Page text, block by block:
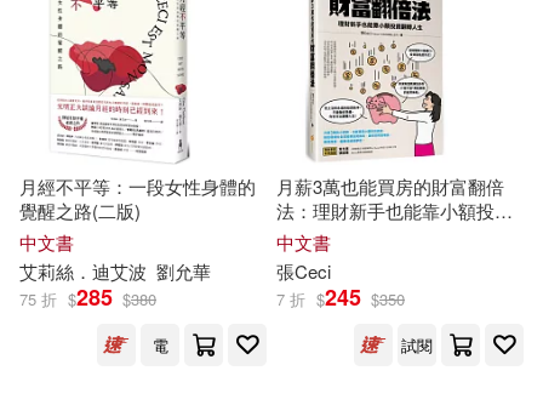
作者 (可複選)
Starr(127) Lisa(74)
Ceci(45) Cecy(41)
Cecie/ Taggart(40) 展開
月經不平等：一段女性身體的
覺醒之路(二版)
中文書
艾莉絲．迪艾波 劉允華
75 折 $285 $380
電
月薪3萬也能買房的財富翻倍
法：理財新手也能靠小額投資
翻轉人生
中文書
張Ceci
7 折 $245 $350
試閱